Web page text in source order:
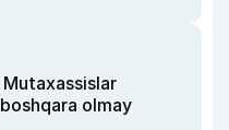
Mutaxassislar
olmay